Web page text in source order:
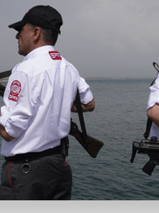
KARTLI GEÇİŞ
KONTROL
SİSTEMLERİ
Söz konusu sistem, dağıtılmış
bilgi işlem tekniğini kullanan ve
kartlı geçiş kontrol sistemi
bina / tesis genelind...